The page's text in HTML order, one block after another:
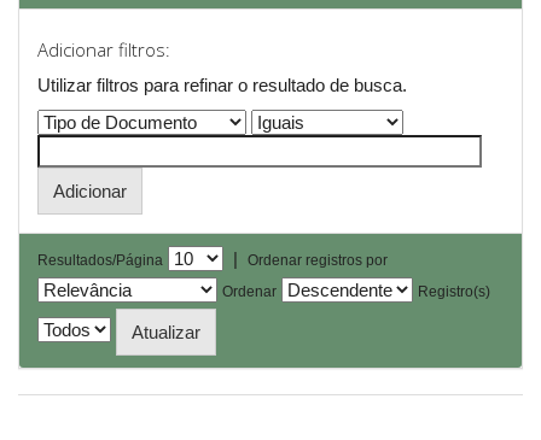
Adicionar filtros:
Utilizar filtros para refinar o resultado de busca.
Resultados/Página |
Ordenar registros por
Ordenar
Registro(s)